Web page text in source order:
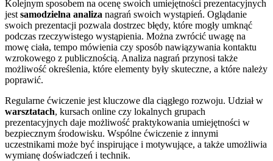
Kolejnym sposobem na ocenę swoich umiejętności prezentacyjnych
jest samodzielna analiza nagrań swoich wystąpień. Oglądanie
swoich prezentacji pozwala dostrzec błędy, które mogły umknąć
podczas rzeczywistego wystąpienia. Można zwrócić uwagę na
mowę ciała, tempo mówienia czy sposób nawiązywania kontaktu
wzrokowego z publicznością. Analiza nagrań przynosi także
możliwość określenia, które elementy były skuteczne, a które należy
poprawić.
Regularne ćwiczenie jest kluczowe dla ciągłego rozwoju. Udział w
warsztatach, kursach online czy lokalnych grupach
prezentacyjnych daje możliwość praktykowania umiejętności w
bezpiecznym środowisku. Wspólne ćwiczenie z innymi
uczestnikami może być inspirujące i motywujące, a także umożliwia
wymianę doświadczeń i technik.